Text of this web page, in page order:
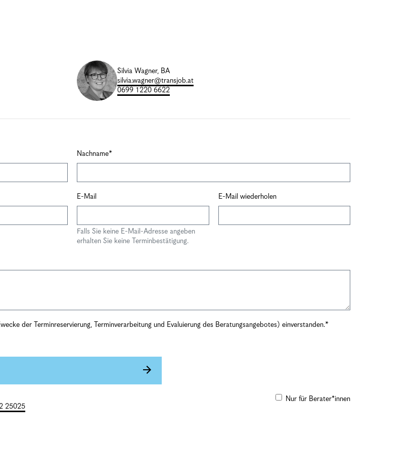
Silvia Wagner, BA
silvia.wagner@transjob.at
0699 1220 6622
Nachname
E-Mail
Falls Sie keine E-Mail-Adresse angeben
erhalten Sie keine Terminbestätigung.
E-Mail wiederholen
der Terminreservierung, Terminverarbeitung und Evaluierung des Beratungsangebotes) einverstanden.
25025
Nur für Berater*innen